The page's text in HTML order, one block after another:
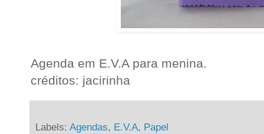
Agenda em E.V.A para menina.
créditos: jacirinha
Labels: Agendas, E.V.A, Papel